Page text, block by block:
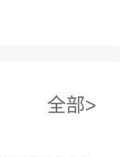
全部>